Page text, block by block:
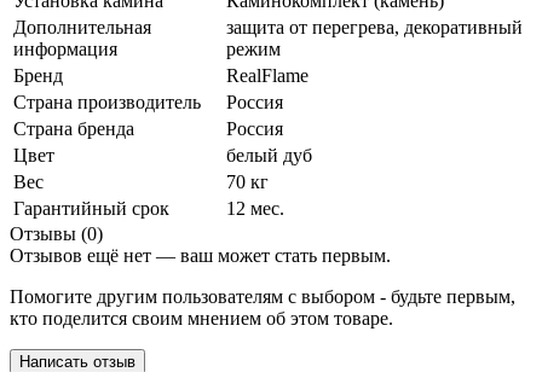
Дополнительная
информация
защита от перегрева, декоративный
режим
Бренд
RealFlame
Страна производитель
Россия
Страна бренда
Россия
Цвет
белый дуб
Вес
70 кг
Гарантийный срок
12 мес.
Отзывы (0)
Отзывов ещё нет — ваш может стать первым.
Помогите другим пользователям с выбором - будьте первым,
кто поделится своим мнением об этом товаре.
Написать отзыв